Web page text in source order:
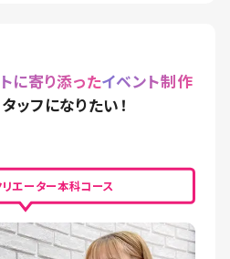
に寄り添ったイベント制作
ッフになりたい！
エーター本科コース